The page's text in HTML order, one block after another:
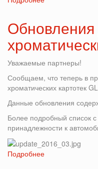
в
Candy
Effect
Уважаемые партнеры!
Сообщаем, что теперь в
хроматических картотек
Данные обновления
Более подробный список
принадлежности к
Подробнее